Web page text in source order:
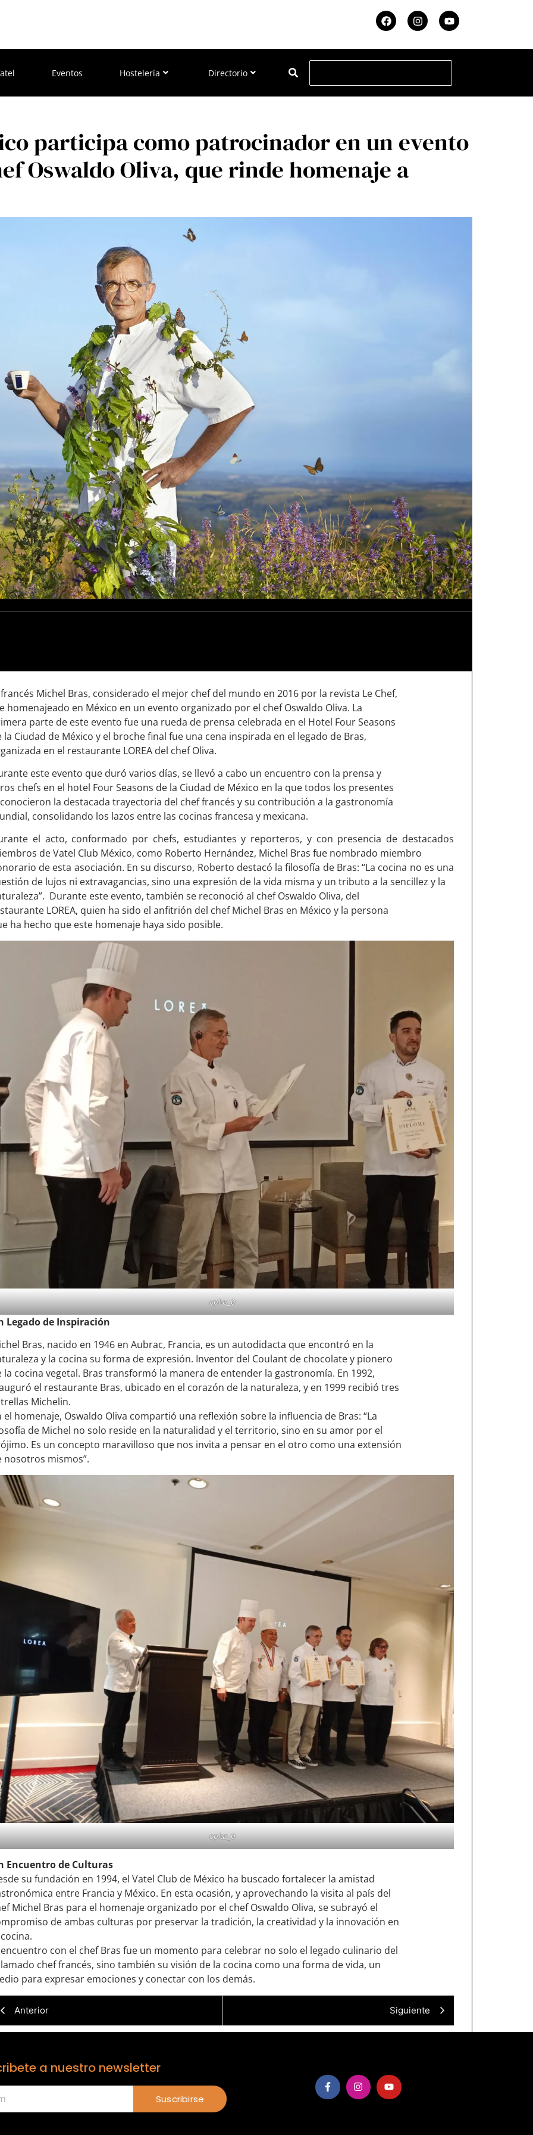
Eventos Hostelería Directorio
participa como patrocinador en un evento
Oswaldo Oliva, que rinde homenaje a
Michel Bras, considerado el mejor chef del mundo en 2016 por la revista Le Chef,
homenajeado en México en un evento organizado por el chef Oswaldo Oliva. La
parte de este evento fue una rueda de prensa celebrada en el Hotel Four Seasons
la Ciudad de México y el broche final fue una cena inspirada en el legado de Bras,
en el restaurante LOREA del chef Oliva.
este evento que duró varios días, se llevó a cabo un encuentro con la prensa y
chefs en el hotel Four Seasons de la Ciudad de México en la que todos los presentes
la destacada trayectoria del chef francés y su contribución a la gastronomía
consolidando los lazos entre las cocinas francesa y mexicana.
el acto, conformado por chefs, estudiantes y reporteros, y con presencia de destacados
de Vatel Club México, como Roberto Hernández, Michel Bras fue nombrado miembro
de esta asociación. En su discurso, Roberto destacó la filosofía de Bras: “La cocina no es una
de lujos ni extravagancias, sino una expresión de la vida misma y un tributo a la sencillez y la
Durante este evento, también se reconoció al chef Oswaldo Oliva, del
LOREA, quien ha sido el anfitrión del chef Michel Bras en México y la persona
ha hecho que este homenaje haya sido posible.
oplus_0
Legado de Inspiración
Bras, nacido en 1946 en Aubrac, Francia, es un autodidacta que encontró en la
y la cocina su forma de expresión. Inventor del Coulant de chocolate y pionero
la cocina vegetal. Bras transformó la manera de entender la gastronomía. En 1992,
el restaurante Bras, ubicado en el corazón de la naturaleza, y en 1999 recibió tres
Michelin.
el homenaje, Oswaldo Oliva compartió una reflexión sobre la influencia de Bras: “La
de Michel no solo reside en la naturalidad y el territorio, sino en su amor por el
Es un concepto maravilloso que nos invita a pensar en el otro como una extensión
nosotros mismos”.
oplus_0
Encuentro de Culturas
su fundación en 1994, el Vatel Club de México ha buscado fortalecer la amistad
entre Francia y México. En esta ocasión, y aprovechando la visita al país del
Michel Bras para el homenaje organizado por el chef Oswaldo Oliva, se subrayó el
de ambas culturas por preservar la tradición, la creatividad y la innovación en
con el chef Bras fue un momento para celebrar no solo el legado culinario del
chef francés, sino también su visión de la cocina como una forma de vida, un
para expresar emociones y conectar con los demás.
Anterior Siguiente
a nuestro newsletter
Suscribirse